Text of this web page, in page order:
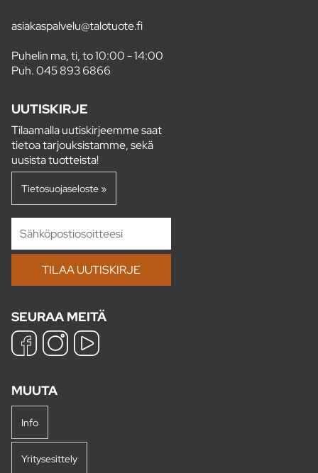
asiakaspalvelu@talotuote.fi
Puhelin ma, ti, to 10:00 - 14:00
Puh.045 893 6866
UUTISKIRJE
Tilaamalla uutiskirjeemme saat
tietoa tarjouksistamme, sekä
uusista tuotteista!
Tietosuojaseloste »
SEURAA MEITÄ
MUUTA
Info
Yritysesittely